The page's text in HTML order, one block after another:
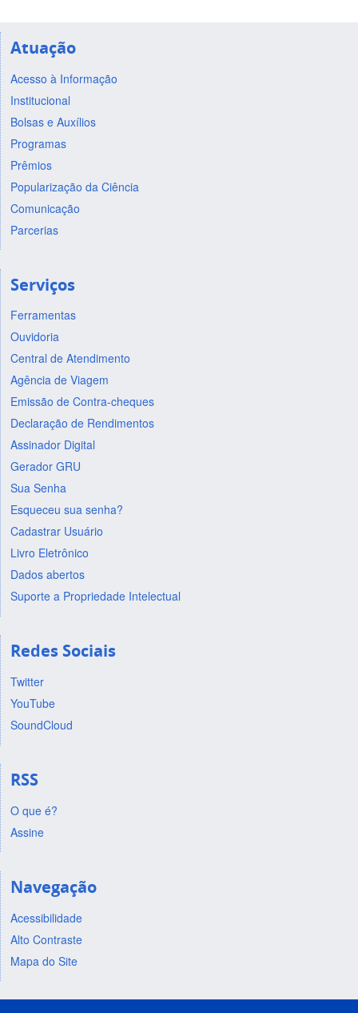
Atuação
Acesso à Informação
Institucional
Bolsas e Auxílios
Programas
Prêmios
Popularização da Ciência
Comunicação
Parcerias
Serviços
Ferramentas
Ouvidoria
Central de Atendimento
Agência de Viagem
Emissão de Contra-cheques
Declaração de Rendimentos
Assinador Digital
Gerador GRU
Sua Senha
Esqueceu sua senha?
Cadastrar Usuário
Livro Eletrônico
Dados abertos
Suporte a Propriedade Intelectual
Redes Sociais
Twitter
YouTube
SoundCloud
RSS
O que é?
Assine
Navegação
Acessibilidade
Alto Contraste
Mapa do Site